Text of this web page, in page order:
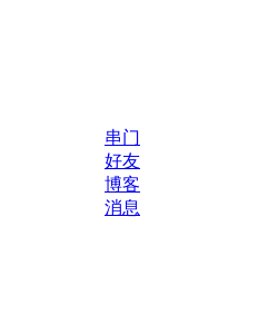
串门
好友
博客
消息